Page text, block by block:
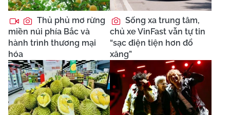
Thủ phủ mơ rừng
miền núi phía Bắc và
hành trình thương mại
hóa
Sống xa trung tâm,
chủ xe VinFast vẫn tự tin
“sạc điện tiện hơn đổ
xăng”